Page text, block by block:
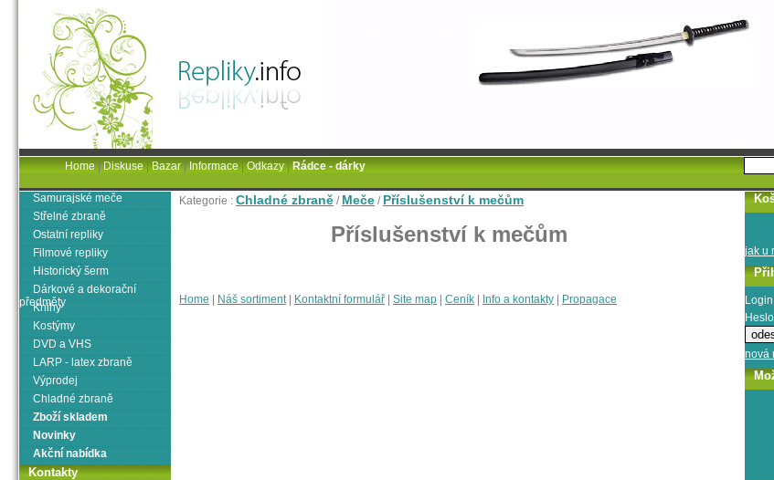
Kategorie : Chladné zbraně / Meče / Příslušenství k mečům
Příslušenství k mečům
Home Náš sortiment| Kontaktní formulář Site map Ceník Info a kontakty Propagace
Samurajské meče
Střelné zbraně
Ostatní repliky
Filmové repliky
Historický šerm
Dárkové a dekorační
předměty
Knihy
Kostýmy
DVD a VHS
LARP - latex zbraně
Výprodej
Chladné zbraně
Zboží skladem
Novinky
Akční nabídka
Kontakty
jak u
nová
Home|Diskuse|Bazar|Informace|Odkazy|Rádce - dárky